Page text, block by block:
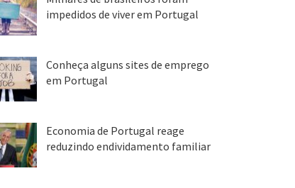
impedidos de viver em Portugal
Conheça alguns sites de emprego
em Portugal
Economia de Portugal reage
reduzindo endividamento familiar